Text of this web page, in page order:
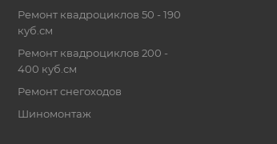
Ремонт квадроциклов 50 - 190
куб.см
Ремонт квадроциклов 200 -
400 куб.см
Ремонт снегоходов
Шиномонтаж